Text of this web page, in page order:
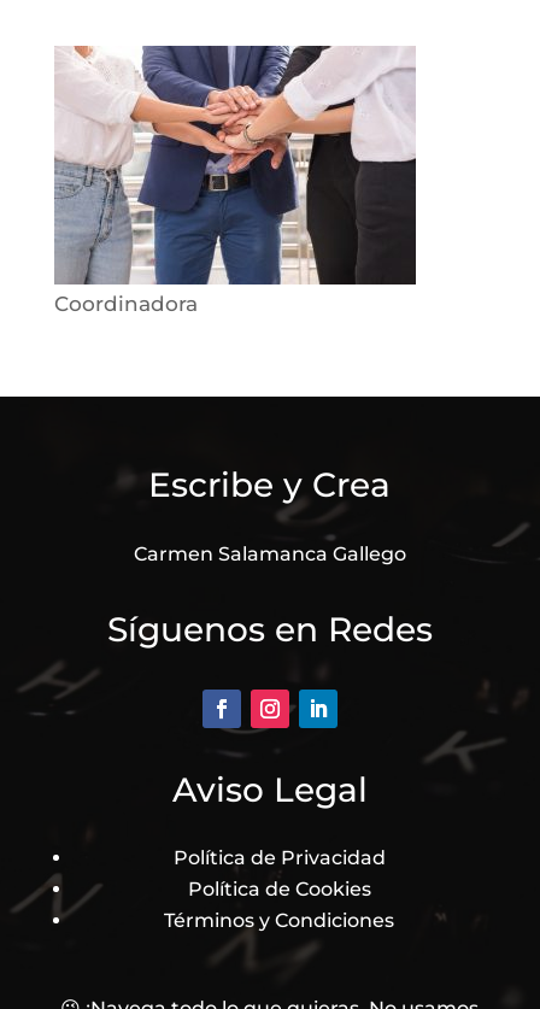
Coordinadora
Escribe y Crea
Carmen Salamanca Gallego
Síguenos en Redes
Aviso Legal
Política de Privacidad
Política de Cookies
Términos y Condiciones